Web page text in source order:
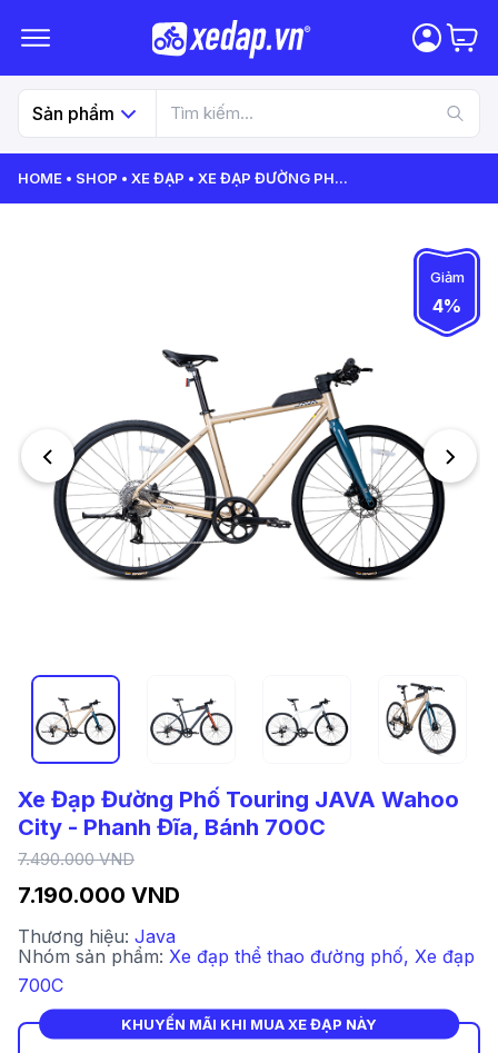
Sản phẩm
HOME SHOP XE ĐẠP XE ĐẠP ĐƯỜNG PH...
Giảm
4%
Xe Đạp Đường Phố Touring JAVA Wahoo
City - Phanh Đĩa, Bánh 700C
7.190.000 VND
7.490.000 VND
Thương hiệu: Java
Nhóm sản phẩm: Xe đạp thể thao đường phố, Xe đạp
700C
KHUYẾN MÃI KHI MUA XE ĐẠP NÀY